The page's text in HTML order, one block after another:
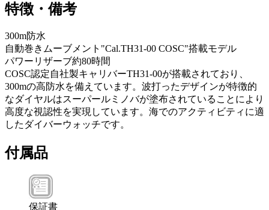
特徴・備考
300m防水
自動巻きムーブメント"Cal.TH31-00 COSC"搭載モデル
パワーリザーブ約80時間
COSC認定自社製キャリバーTH31-00が搭載されており、
300mの高防水を備えています。波打ったデザインが特徴的
なダイヤルはスーパールミノバが塗布されていることにより
高度な視認性を実現しています。海でのアクティビティに適
したダイバーウォッチです。
付属品
保証書